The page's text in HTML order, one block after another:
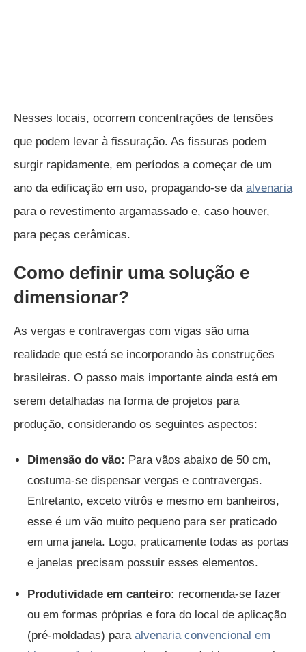
Nesses locais, ocorrem concentrações de tensões
que podem levar à fissuração. As fissuras podem
surgir rapidamente, em períodos a começar de um
ano da edificação em uso, propagando-se da alvenaria
para o revestimento argamassado e, caso houver,
para peças cerâmicas.
Como definir uma solução e
dimensionar?
As vergas e contravergas com vigas são uma
realidade que está se incorporando às construções
brasileiras. O passo mais importante ainda está em
serem detalhadas na forma de projetos para
produção, considerando os seguintes aspectos:
Dimensão do vão: Para vãos abaixo de 50 cm,
costuma-se dispensar vergas e contravergas.
Entretanto, exceto vitrôs e mesmo em banheiros,
esse é um vão muito pequeno para ser praticado
em uma janela. Logo, praticamente todas as portas
e janelas precisam possuir esses elementos.
Produtividade em canteiro: recomenda-se fazer
ou em formas próprias e fora do local de aplicação
(pré-moldadas) para alvenaria convencional em